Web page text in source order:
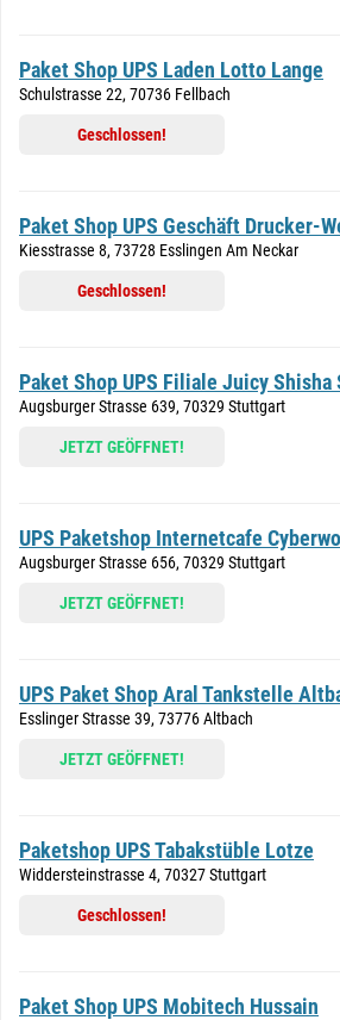
Paket Shop UPS Laden Lotto Lange
Schulstrasse 22, 70736 Fellbach
Geschlossen!
Paket Shop UPS Geschäft Drucker-
Kiesstrasse 8, 73728 Esslingen Am Neckar
Geschlossen!
Paket Shop UPS Filiale Juicy Shisha
Augsburger Strasse 639, 70329 Stuttgart
JETZT GEÖFFNET!
UPS Paketshop Internetcafe
Augsburger Strasse 656, 70329 Stuttgart
JETZT GEÖFFNET!
UPS Paket Shop Aral Tankstelle
Esslinger Strasse 39, 73776 Altbach
JETZT GEÖFFNET!
Paketshop UPS Tabakstüble Lotze
Widdersteinstrasse 4, 70327 Stuttgart
Geschlossen!
Paket Shop UPS Mobitech Hussain